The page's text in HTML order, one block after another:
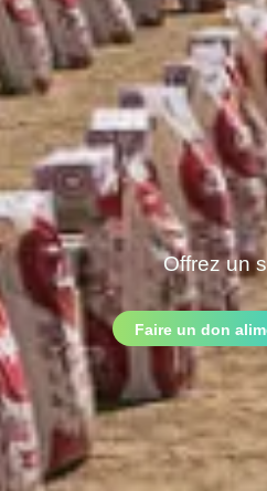
Offrez un
Faire un don